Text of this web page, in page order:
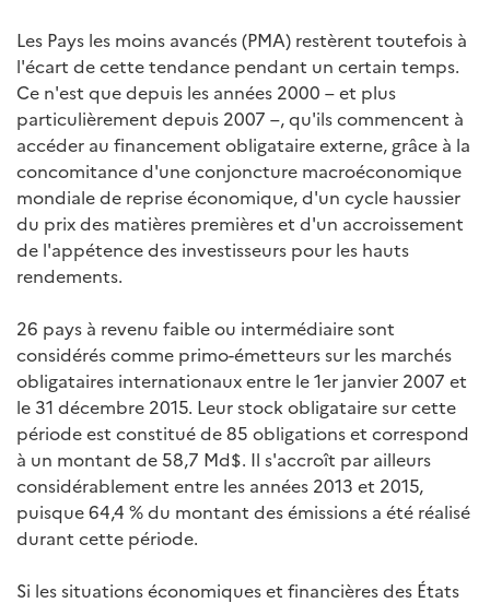
Les Pays les moins avancés (PMA) restèrent toutefois à
l'écart de cette tendance pendant un certain temps.
Ce n'est que depuis les années 2000 – et plus
particulièrement depuis 2007 –, qu'ils commencent à
accéder au financement obligataire externe, grâce à la
concomitance d'une conjoncture macroéconomique
mondiale de reprise économique, d'un cycle haussier
du prix des matières premières et d'un accroissement
de l'appétence des investisseurs pour les hauts
rendements.
26 pays à revenu faible ou intermédiaire sont
considérés comme primo-émetteurs sur les marchés
obligataires internationaux entre le 1er janvier 2007 et
le 31 décembre 2015. Leur stock obligataire sur cette
période est constitué de 85 obligations et correspond
à un montant de 58,7 Md$. Il s'accroît par ailleurs
considérablement entre les années 2013 et 2015,
puisque 64,4 % du montant des émissions a été réalisé
durant cette période.
Si les situations économiques et financières des États